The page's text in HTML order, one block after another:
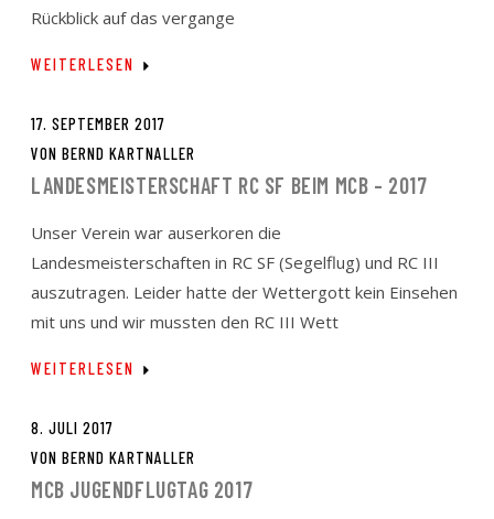
Rückblick auf das vergange
WEITERLESEN
17. SEPTEMBER 2017
VON BERND KARTNALLER
LANDESMEISTERSCHAFT RC SF BEIM MCB – 2017
Unser Verein war auserkoren die
Landesmeisterschaften in RC SF (Segelflug) und RC III
auszutragen. Leider hatte der Wettergott kein Einsehen
mit uns und wir mussten den RC III Wett
WEITERLESEN
8. JULI 2017
VON BERND KARTNALLER
MCB JUGENDFLUGTAG 2017